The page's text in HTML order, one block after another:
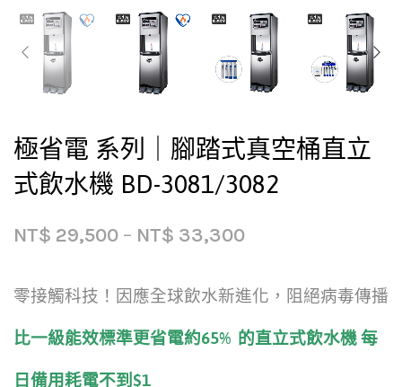
極省電 系列｜腳踏式真空桶直立
式飲水機 BD-3081/3082
NT$ 29,500 – NT$ 33,300
零接觸科技！因應全球飲水新進化，阻絕病毒傳播
比一級能效標準更省電約65% 的直立式飲水機 每
日備用耗電不到$1